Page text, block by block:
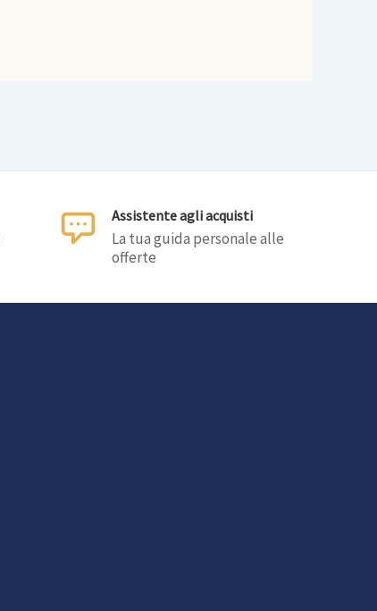
Assistente agli acquisti
La tua guida personale alle
offerte